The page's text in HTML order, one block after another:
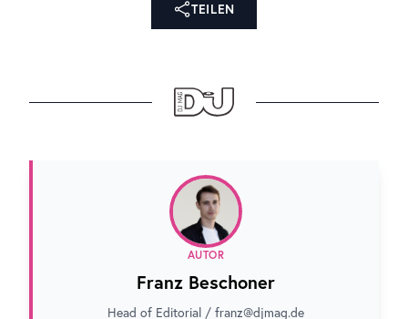
TEILEN
AUTOR
Franz Beschoner
Head of Editorial / franz@djmag.de